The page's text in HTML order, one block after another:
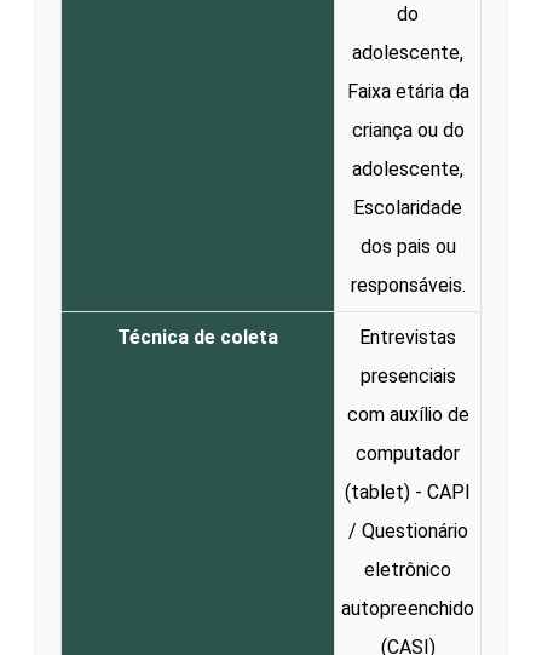
do
adolescente,
Faixa etária da
criança ou do
adolescente,
Escolaridade
dos pais ou
responsáveis.
Técnica de coleta
Entrevistas
presenciais
com auxílio de
computador
(tablet) - CAPI
/ Questionário
eletrônico
autopreenchido
(CASI)